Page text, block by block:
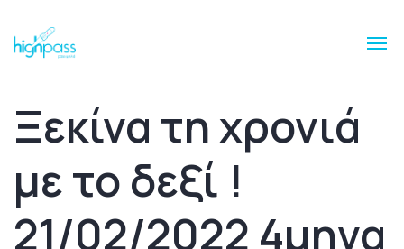
Ξεκίνα τη χρονιά
με το δεξί !
21/02/2022 4μηνα